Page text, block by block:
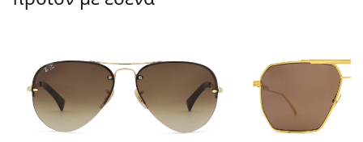
Persol
Όλες οι μάρκες